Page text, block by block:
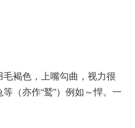
褐色，上嘴勾曲，视力很
（亦作“鹫”）例如～悍。一